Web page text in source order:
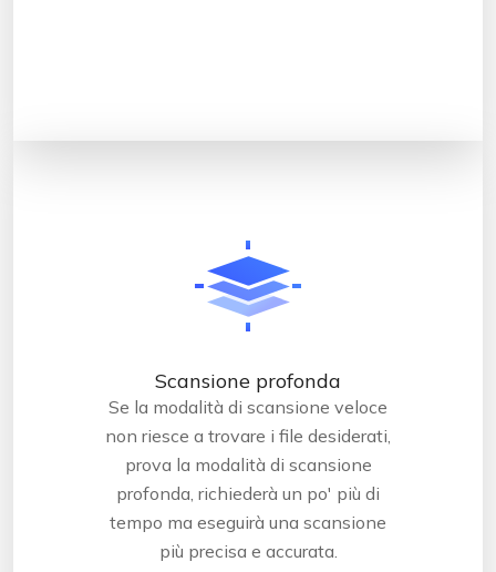
Scansione profonda
Se la modalità di scansione veloce
non riesce a trovare i file desiderati,
prova la modalità di scansione
profonda, richiederà un po' più di
tempo ma eseguirà una scansione
più precisa e accurata.